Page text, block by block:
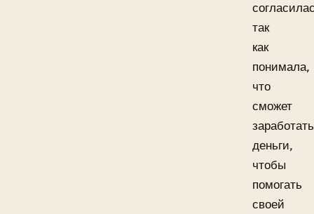
так
как
понимала,
что
сможет
заработать
деньги,
чтобы
помогать
своей